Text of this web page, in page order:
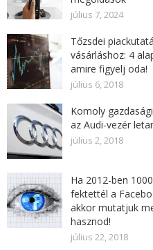
július 7, 2024
Tőzsdei
vásárláshoz: 4
amire figyelj oda!
július 6, 2018
Komoly
az Audi-vezér
július 2, 2018
Ha 2012-ben
fektettél a
akkor mutatjuk
hasznod!
július 22, 2018